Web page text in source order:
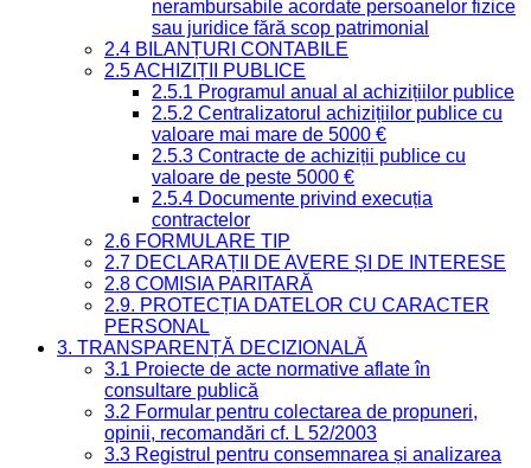
nerambursabile acordate persoanelor fizice
sau juridice fără scop patrimonial
2.4 BILANȚURI CONTABILE
2.5 ACHIZIȚII PUBLICE
2.5.1 Programul anual al achizițiilor publice
2.5.2 Centralizatorul achizițiilor publice cu
valoare mai mare de 5000 €
2.5.3 Contracte de achiziții publice cu
valoare de peste 5000 €
2.5.4 Documente privind execuția
contractelor
2.6 FORMULARE TIP
2.7 DECLARAȚII DE AVERE ȘI DE INTERESE
2.8 COMISIA PARITARĂ
2.9. PROTECȚIA DATELOR CU CARACTER
PERSONAL
3. TRANSPARENȚĂ DECIZIONALĂ
3.1 Proiecte de acte normative aflate în
consultare publică
3.2 Formular pentru colectarea de propuneri,
opinii, recomandări cf. L 52/2003
3.3 Registrul pentru consemnarea și analizarea